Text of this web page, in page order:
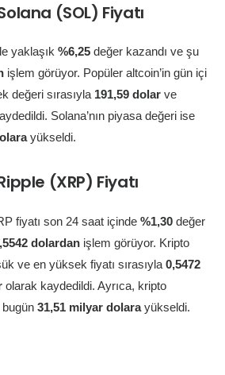
(SOL) Fiyatı
yaklaşık %6,25değer kazandı ve şu
işlem görüyor. Popüler altcoin’in gün içi
değeri sırasıyla 191,59 dolarve
Solana’nın piyasa değeri ise
yükseldi.
(XRP) Fiyatı
fiyatı son 24 saat içinde %1,30değer
dolardanişlem görüyor. Kripto
ve en yüksek fiyatı sırasıyla 0,5472
olarak kaydedildi. Ayrıca, kripto
bugün 31,51 milyar dolarayükseldi.